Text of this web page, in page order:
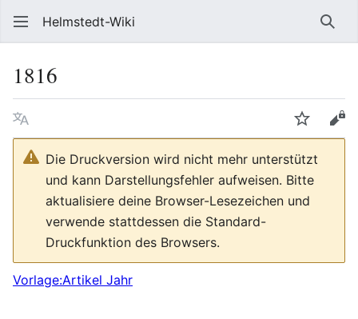
Helmstedt-Wiki
1816
Sprache
Die Druckversion wird nicht mehr unterstützt
und kann Darstellungsfehler aufweisen. Bitte
aktualisiere deine Browser-Lesezeichen und
verwende stattdessen die Standard-
Druckfunktion des Browsers.
Vorlage:Artikel Jahr